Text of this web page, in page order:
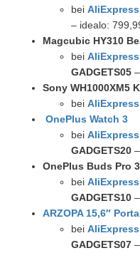
bei
– idealo:
Magcubic HY310
bei
GADGETS05
Sony WH1000XM5
bei
OnePlus Watch 3
bei
GADGETS20
OnePlus Buds Pro 3
bei
GADGETS10
ARZOPA 15,6″
bei
GADGETS07